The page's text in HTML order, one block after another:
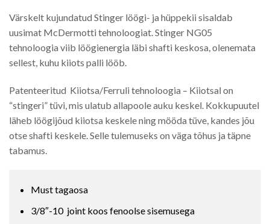
Värskelt kujundatud Stinger löögi- ja hüppekii sisaldab
uusimat McDermotti tehnoloogiat. Stinger NG05
tehnoloogia viib löögienergia läbi shafti keskosa, olenemata
sellest, kuhu kiiots palli lööb.
Patenteeritud Kiiotsa/Ferruli tehnoloogia – Kiiotsal on
“stingeri” tüvi, mis ulatub allapoole auku keskel. Kokkupuutel
läheb löögijõud kiiotsa keskele ning mööda tüve, kandes jõu
otse shafti keskele. Selle tulemuseks on väga tõhus ja täpne
tabamus.
Must tagaosa
3/8″-10 joint koos fenoolse sisemusega